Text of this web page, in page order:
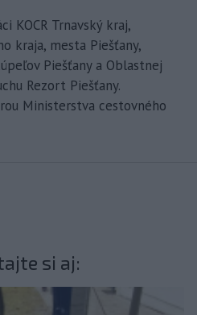
KOCR Trnavský kraj,
kraja, mesta Piešťany,
Piešťany a Oblastnej
Rezort Piešťany.
Ministerstva cestovného
si aj: